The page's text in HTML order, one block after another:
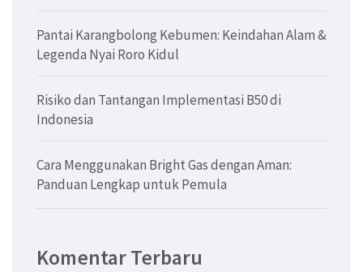
Pantai Karangbolong Kebumen: Keindahan Alam &
Legenda Nyai Roro Kidul
Risiko dan Tantangan Implementasi B50 di
Indonesia
Cara Menggunakan Bright Gas dengan Aman:
Panduan Lengkap untuk Pemula
Komentar Terbaru